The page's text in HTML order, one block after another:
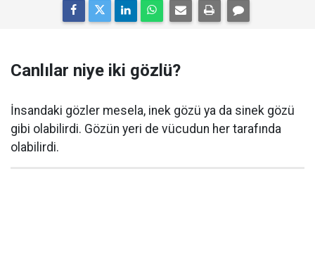
Canlılar niye iki gözlü?
İnsandaki gözler mesela, inek gözü ya da sinek gözü
gibi olabilirdi. Gözün yeri de vücudun her tarafında
olabilirdi.